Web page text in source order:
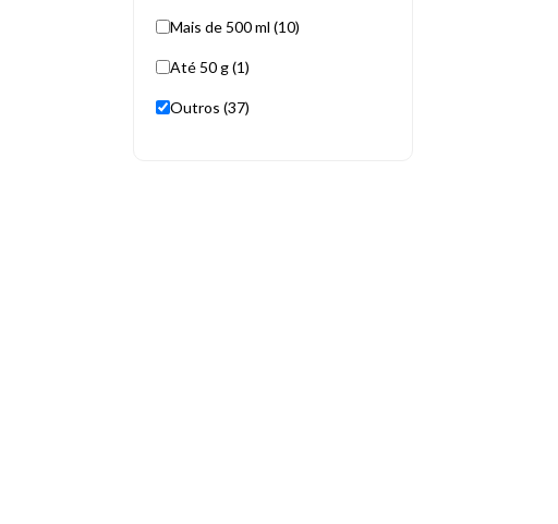
Mais de 500 ml (10)
Até 50 g (1)
Outros (37)